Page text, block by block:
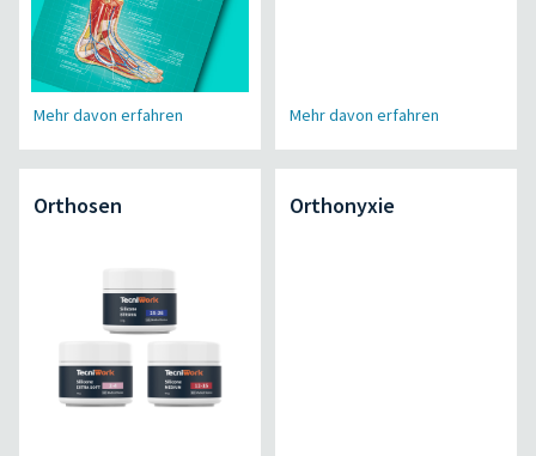
Mehr davon erfahren Mehr davon erfahren
Orthosen Orthonyxie